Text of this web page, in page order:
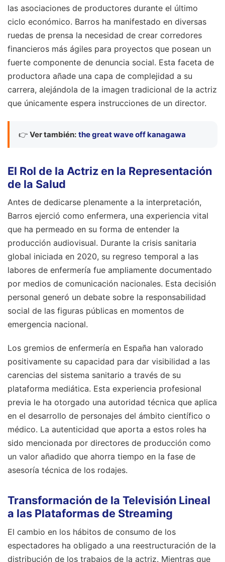
las asociaciones de productores durante el último
ciclo económico. Barros ha manifestado en diversas
ruedas de prensa la necesidad de crear corredores
financieros más ágiles para proyectos que posean un
fuerte componente de denuncia social. Esta faceta de
productora añade una capa de complejidad a su
carrera, alejándola de la imagen tradicional de la actriz
que únicamente espera instrucciones de un director.
👉 Ver también: the great wave off kanagawa
El Rol de la Actriz en la Representación
de la Salud
Antes de dedicarse plenamente a la interpretación,
Barros ejerció como enfermera, una experiencia vital
que ha permeado en su forma de entender la
producción audiovisual. Durante la crisis sanitaria
global iniciada en 2020, su regreso temporal a las
labores de enfermería fue ampliamente documentado
por medios de comunicación nacionales. Esta decisión
personal generó un debate sobre la responsabilidad
social de las figuras públicas en momentos de
emergencia nacional.
Los gremios de enfermería en España han valorado
positivamente su capacidad para dar visibilidad a las
carencias del sistema sanitario a través de su
plataforma mediática. Esta experiencia profesional
previa le ha otorgado una autoridad técnica que aplica
en el desarrollo de personajes del ámbito científico o
médico. La autenticidad que aporta a estos roles ha
sido mencionada por directores de producción como
un valor añadido que ahorra tiempo en la fase de
asesoría técnica de los rodajes.
Transformación de la Televisión Lineal
a las Plataformas de Streaming
El cambio en los hábitos de consumo de los
espectadores ha obligado a una reestructuración de la
distribución de los trabajos de la actriz. Mientras que